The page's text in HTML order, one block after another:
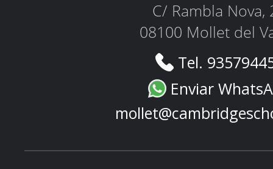
C/ Rambla Nova,
08100 Mollet del
Tel.
Enviar